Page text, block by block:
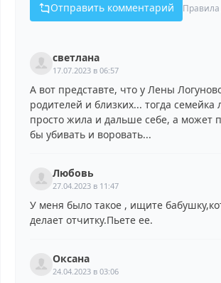
Отправить комментарий Правила
светлана
17.07.2023 в 06:57
А вот представте, что у Лены
родителей и близких... тогда семейка
просто жила и дальше себе, а может
бы убивать и воровать...
Любовь
27.04.2023 в 11:47
У меня было такое , ищите
делает отчитку.Пьете ее.
Оксана
24.04.2023 в 03:06